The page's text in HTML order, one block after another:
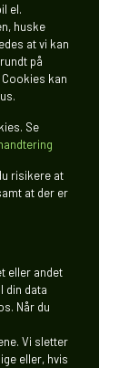
el.
huske
at vi kan
på
kan
Se
risikere at
at der er
eller andet
din data
Når du
Vi sletter
eller, hvis